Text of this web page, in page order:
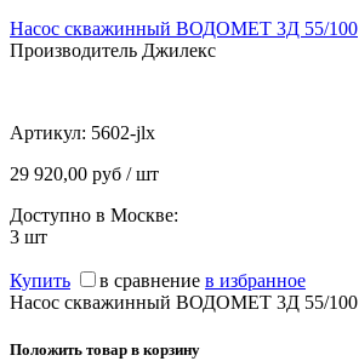
Насос скважинный ВОДОМЕТ 3Д 55/100
Производитель Джилекс
Артикул: 5602-jlx
29 920,00 руб / шт
Доступно в Москве:
3 шт
Купить в сравнение в избранное
Насос скважинный ВОДОМЕТ 3Д 55/100
Положить товар в корзину